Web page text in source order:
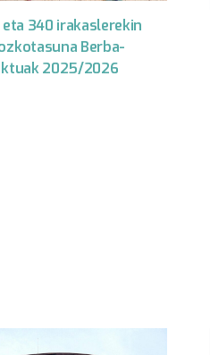
340 irakaslerekin
Berba-
2025/2026